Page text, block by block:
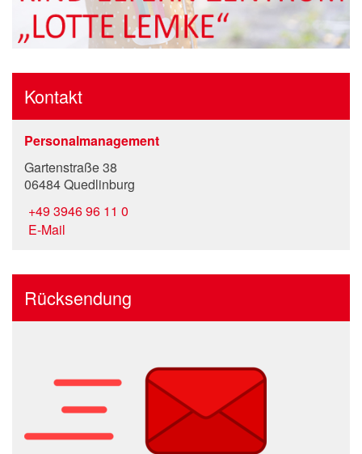
Kontakt
Personalmanagement
Gartenstraße 38
06484 Quedlinburg
+49 3946 96 11 0
E-Mail
Rücksendung